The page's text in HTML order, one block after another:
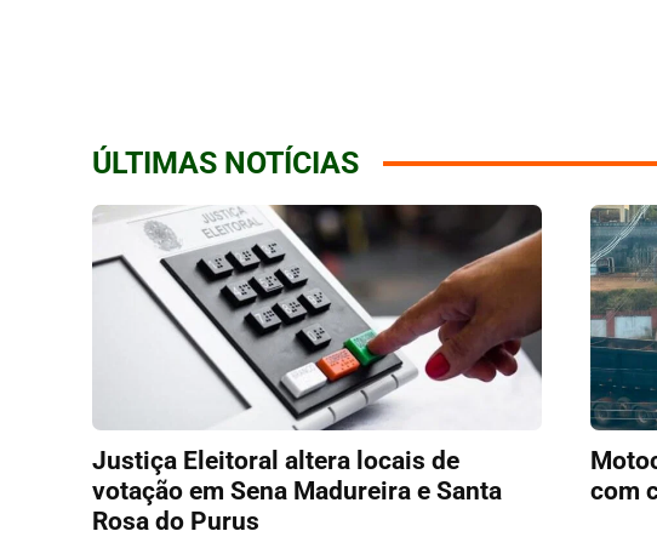
ÚLTIMAS NOTÍCIAS
Justiça Eleitoral altera locais de
votação em Sena Madureira e Santa
Rosa do Purus
com